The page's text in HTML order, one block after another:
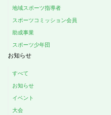
地域スポーツ指導者
スポーツコミッション会員
助成事業
スポーツ少年団
お知らせ
すべて
お知らせ
イベント
大会